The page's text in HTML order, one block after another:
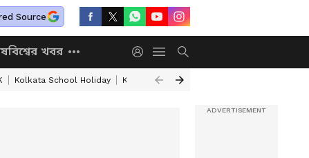
Source
বিশ্বের খবর
Kolkata School Holiday Kolkata Weather Update